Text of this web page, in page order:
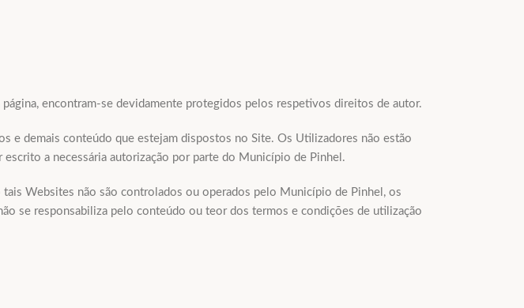
encontram-se devidamente protegidos pelos respetivos direitos de autor.
e demais conteúdo que estejam dispostos no Site. Os Utilizadores não estão
a necessária autorização por parte do Município de Pinhel.
Websites não são controlados ou operados pelo Município de Pinhel, os
se responsabiliza pelo conteúdo ou teor dos termos e condições de utilização